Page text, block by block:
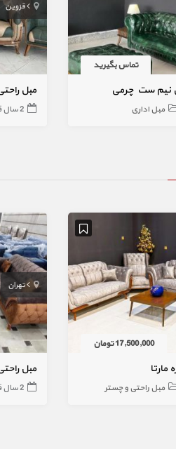
تماس بگیرید
نیم ست چرمی
مبل اداری
قزوین
مبل
2 سال قبل
17,500,000 تومان
مبل راحتی و چستر
تهران
مبل
2 سال قبل